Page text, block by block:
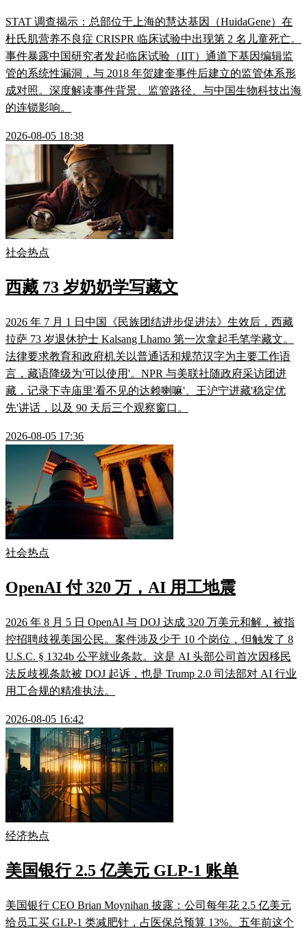
STAT 调查揭示：总部位于上海的慧达基因（HuidaGene）在
杜氏肌营养不良症 CRISPR 临床试验中出现第 2 名儿童死亡。
事件暴露中国研究者发起临床试验（IIT）通道下基因编辑监
管的系统性漏洞，与 2018 年贺建奎事件后建立的监管体系形
成对照。深度解读事件背景、监管路径、与中国生物科技出海
的连锁影响。
2026-08-05 18:38
社会热点
西藏 73 岁奶奶学写藏文
2026 年 7 月 1 日中国《民族团结进步促进法》生效后，西藏
拉萨 73 岁退休护士 Kalsang Lhamo 第一次拿起毛笔学藏文。
法律要求教育和政府机关以普通话和规范汉字为主要工作语
言，藏语降级为'可以使用'。NPR 与美联社随政府采访团进
藏，记录下寺庙里'看不见的达赖喇嘛'、王沪宁进藏'稳定优
先'讲话，以及 90 天后三个观察窗口。
2026-08-05 17:36
社会热点
OpenAI 付 320 万，AI 用工地震
2026 年 8 月 5 日 OpenAI 与 DOJ 达成 320 万美元和解，被指
控招聘歧视美国公民。案件涉及少于 10 个岗位，但触发了 8
U.S.C. § 1324b 公平就业条款。这是 AI 头部公司首次因移民
法反歧视条款被 DOJ 起诉，也是 Trump 2.0 司法部对 AI 行业
用工合规的精准执法。
2026-08-05 16:42
经济热点
美国银行 2.5 亿美元 GLP-1 账单
美国银行 CEO Brian Moynihan 披露：公司每年花 2.5 亿美元
给员工买 GLP-1 类减肥针，占医保总预算 13%。五年前这个